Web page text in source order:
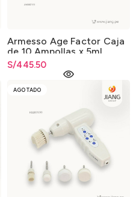
Armesso Age Factor Caja
de 10 Ampollas x 5ml.
S/445.50
AGOTADO